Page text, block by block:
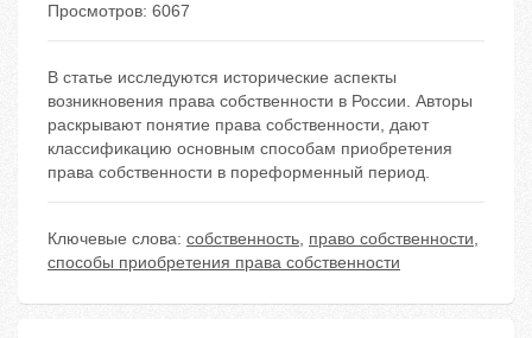
Просмотров: 6067
В статье исследуются исторические аспекты
возникновения права собственности в России. Авторы
раскрывают понятие права собственности, дают
классификацию основным способам приобретения
права собственности в пореформенный период.
Ключевые слова: собственность, право собственности,
способы приобретения права собственности